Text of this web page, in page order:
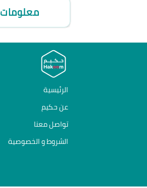
معلومات
الرئيسية
عن حكيم
تواصل معنا
الشروط و الخصوصية